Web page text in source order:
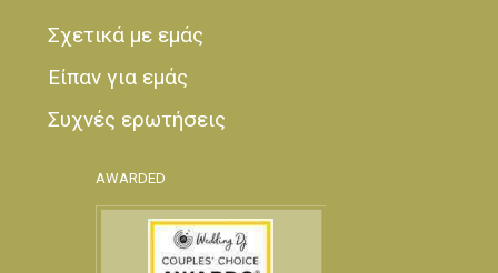
Σχετικά με εμάς
Είπαν για εμάς
Συχνές ερωτήσεις
AWARDED